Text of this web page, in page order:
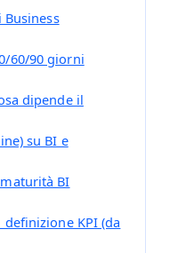
60/90 giorni
dipende il
su BI e
BI
KPI (da